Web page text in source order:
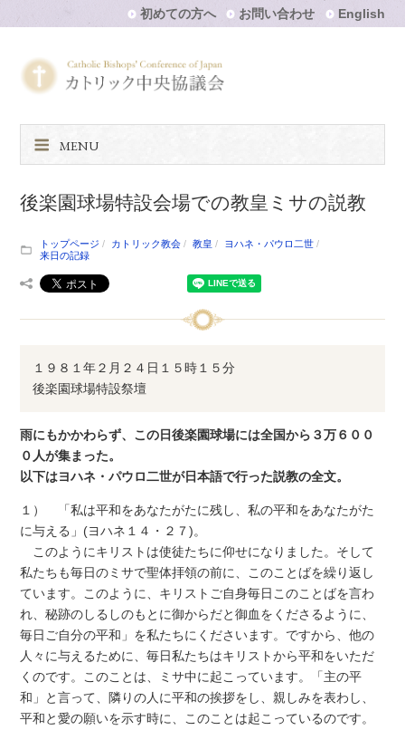
初めての方へ お問い合わせ English
MENU
後楽園球場特設会場での教皇ミサの説教
トップページ カトリック教会 教皇
ヨハネ・パウロ二世
来日の記録
１９８１年２月２４日１５時１５分
後楽園球場特設祭壇
雨にもかかわらず、この日後楽園球場には全国から３万６００
０人が集まった。
以下はヨハネ・パウロ二世が日本語で行った説教の全文。
１） 「私は平和をあなたがたに残し、私の平和をあなたがた
に与える」(ヨハネ１４・２７)。
このようにキリストは使徒たちに仰せになりました。そして
私たちも毎日のミサで聖体拝領の前に、このことばを繰り返し
ています。このように、キリストご自身毎日このことばを言わ
れ、秘跡のしるしのもとに御からだと御血をくださるように、
毎日ご自分の平和」を私たちにくださいます。ですから、他の
人々に与えるために、毎日私たちはキリストから平和をいただ
くのです。このことは、ミサ中に起こっています。「主の平
和」と言って、隣りの人に平和の挨拶をし、親しみを表わし、
平和と愛の願いを示す時に、このことは起こっているのです。